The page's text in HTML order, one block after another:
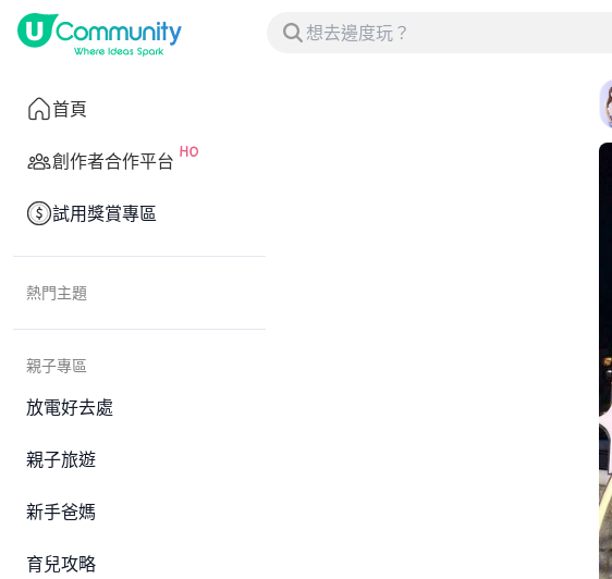
首頁
創作者合作平台
試用獎賞專區
熱門主題
親子專區
放電好去處
親子旅遊
新手爸媽
育兒攻略